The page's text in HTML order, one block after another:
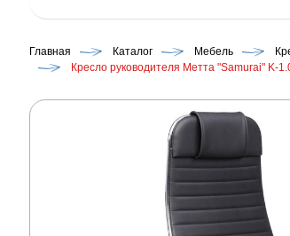
Главная Каталог Мебель
Кресло руководителя Метта "Samurai" K-